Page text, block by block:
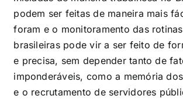
podem ser feitas de maneira mais
foram e o monitoramento das
brasileiras pode vir a ser feito de
e precisa, sem depender tanto de
imponderáveis, como a memória
e o recrutamento de servidores